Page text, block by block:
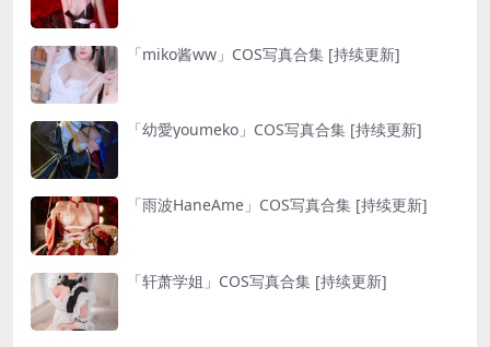
「miko酱ww」COS写真合集 [持续更新]
「幼愛youmeko」COS写真合集 [持续更新]
「雨波HaneAme」COS写真合集 [持续更新]
「轩萧学姐」COS写真合集 [持续更新]